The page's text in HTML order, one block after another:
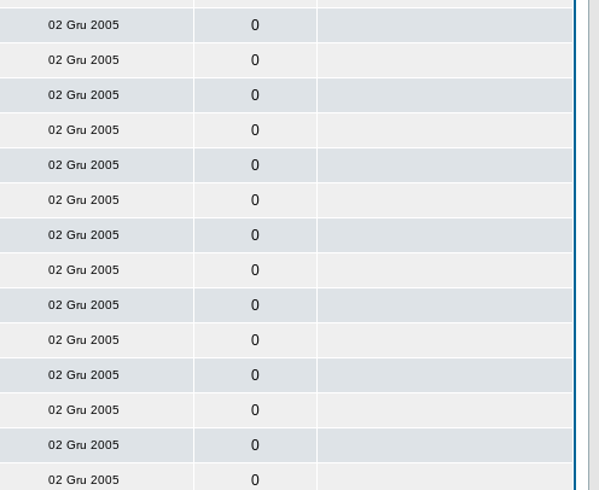
02 Gru 2005 0
02 Gru 2005 0
02 Gru 2005 0
02 Gru 2005 0
02 Gru 2005 0
02 Gru 2005 0
02 Gru 2005 0
02 Gru 2005 0
02 Gru 2005 0
02 Gru 2005 0
02 Gru 2005 0
02 Gru 2005 0
02 Gru 2005 0
02 Gru 2005 0